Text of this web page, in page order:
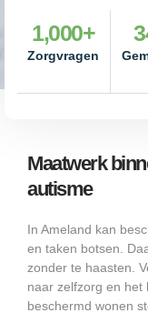
Zorgvragen
1,000+
Maatwerk
autisme
In Ameland kan
en taken botsen.
zonder te haasten.
naar zelfzorg en het
beschermd wonen